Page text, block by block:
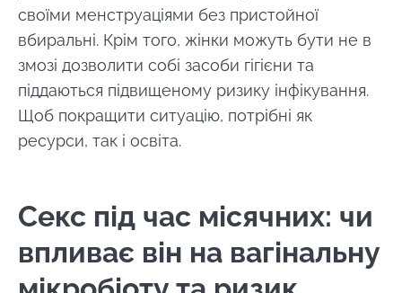
своїми менструаціями без пристойної
вбиральні. Крім того, жінки можуть бути не в
змозі дозволити собі засоби гігієни та
піддаються підвищеному ризику інфікування.
Щоб покращити ситуацію, потрібні як
ресурси, так і освіта.
Секс під час місячних: чи
впливає він на вагінальну